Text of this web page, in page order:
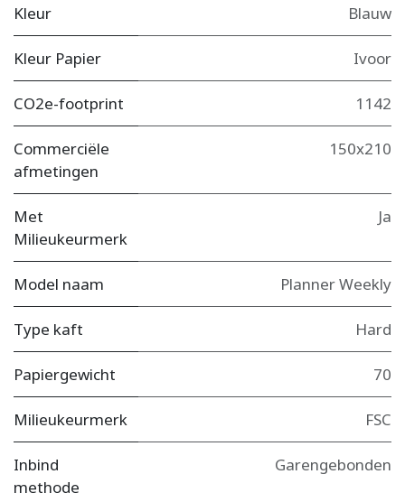
Kleur Blauw
Kleur Papier Ivoor
CO2e-footprint 1142
Commerciële
afmetingen
150x210
Met
Milieukeurmerk
Ja
Model naam Planner Weekly
Type kaft Hard
Papiergewicht 70
Milieukeurmerk FSC
Inbind
methode
Garengebonden